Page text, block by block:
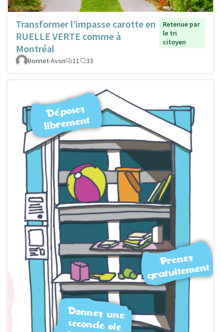
Transformer l’impasse carotte en
RUELLE VERTE comme à
Montréal
Retenue par
le tri
citoyen
Bonnet-Avon 11 33